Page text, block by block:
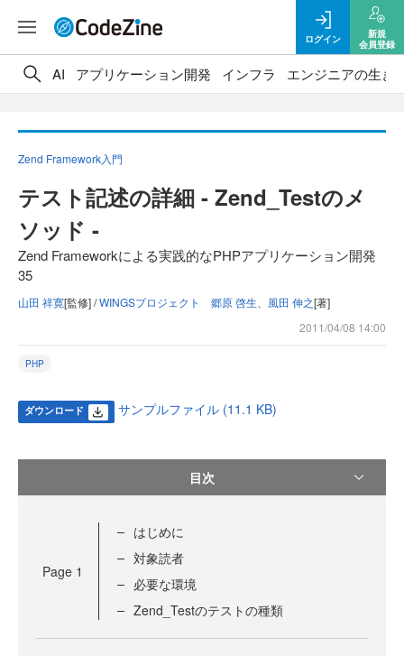
ログイン
新規
会員登録
AI アプリケーション開発 インフラ エンジニアの生き
Zend Framework入門
テスト記述の詳細 - Zend_Testのメ
ソッド -
Zend Frameworkによる実践的なPHPアプリケーション開発
35
山田 祥寛[監修] /WINGSプロジェクト 郷原 啓生、風田 伸之[著]
2011/04/08 14:00
PHP
ダウンロード サンプルファイル (11.1 KB)
目次
Page 1
はじめに
対象読者
必要な環境
Zend_Testのテストの種類